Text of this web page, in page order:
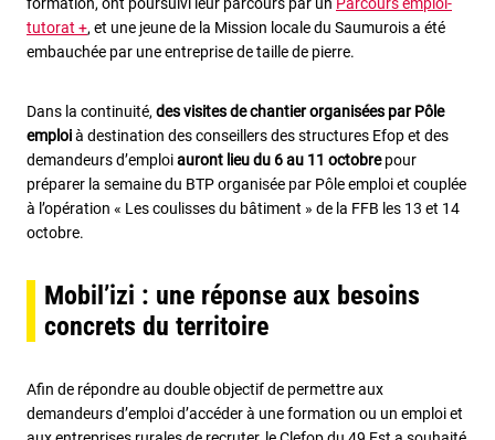
tutorat +, et une jeune de la Mission locale du Saumurois a été
embauchée par une entreprise de taille de pierre.
Dans la continuité, des visites de chantier organisées par Pôle
emploià destination des conseillers des structures Efop et des
demandeurs d’emploiauront lieu du 6 au 11 octobrepour
préparer la semaine du BTP organisée par Pôle emploi et couplée
à l’opération « Les coulisses du bâtiment » de la FFB les 13 et 14
octobre.
Mobil’izi : une réponse aux besoins
concrets du territoire
Afin de répondre au double objectif de permettre aux
demandeurs d’emploi d’accéder à une formation ou un emploi et